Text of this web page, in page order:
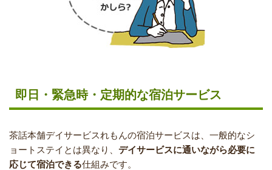
即日・緊急時・定期的な宿泊サービス
茶話本舗デイサービスれもんの宿泊サービスは、一般的なシ
ョートステイとは異なり、 デイサービスに通いながら必要に
応じて宿泊できる仕組みです。